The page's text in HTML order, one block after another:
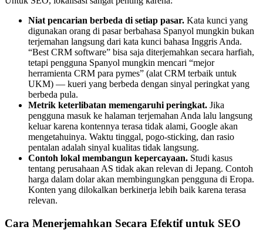
Niat pencarian berbeda di setiap pasar. Kata kunci yang
digunakan orang di pasar berbahasa Spanyol mungkin bukan
terjemahan langsung dari kata kunci bahasa Inggris Anda.
“Best CRM software” bisa saja diterjemahkan secara harfiah,
tetapi pengguna Spanyol mungkin mencari “mejor
herramienta CRM para pymes” (alat CRM terbaik untuk
UKM) — kueri yang berbeda dengan sinyal peringkat yang
berbeda pula.
Metrik keterlibatan memengaruhi peringkat. Jika
pengguna masuk ke halaman terjemahan Anda lalu langsung
keluar karena kontennya terasa tidak alami, Google akan
mengetahuinya. Waktu tinggal, pogo-sticking, dan rasio
pentalan adalah sinyal kualitas tidak langsung.
Contoh lokal membangun kepercayaan. Studi kasus
tentang perusahaan AS tidak akan relevan di Jepang. Contoh
harga dalam dolar akan membingungkan pengguna di Eropa.
Konten yang dilokalkan berkinerja lebih baik karena terasa
relevan.
Cara Menerjemahkan Secara Efektif untuk SEO